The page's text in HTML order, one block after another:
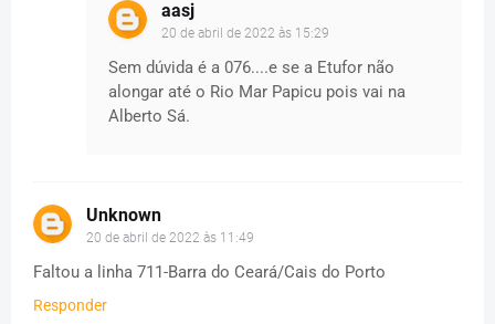
aasj
20 de abril de 2022 às 15:29
Sem dúvida é a 076....e se a Etufor não
alongar até o Rio Mar Papicu pois vai na
Alberto Sá.
Unknown
20 de abril de 2022 às 11:49
Faltou a linha 711-Barra do Ceará/Cais do Porto
Responder